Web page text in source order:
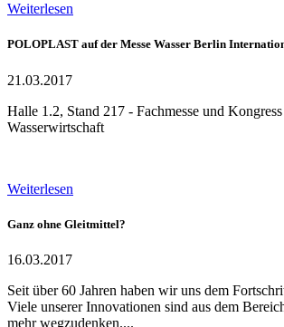
Weiterlesen
POLOPLAST auf der Messe Wasser Berlin
21.03.2017
Halle 1.2, Stand 217 - Fachmesse und
Wasserwirtschaft
Weiterlesen
Ganz ohne Gleitmittel?
16.03.2017
Seit über 60 Jahren haben wir uns dem
Viele unserer Innovationen sind aus dem
mehr wegzudenken....